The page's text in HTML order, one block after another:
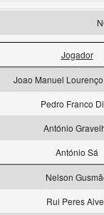
Jogador
Joao Manuel
Pedro Franco
António
António Sá
Nelson
Rui Peres